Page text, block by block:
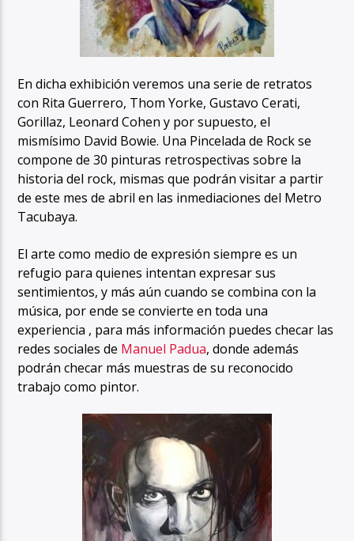
En dicha exhibición veremos una serie de retratos
con Rita Guerrero, Thom Yorke, Gustavo Cerati,
Gorillaz, Leonard Cohen y por supuesto, el
mismísimo David Bowie. Una Pincelada de Rock se
compone de 30 pinturas retrospectivas sobre la
historia del rock, mismas que podrán visitar a partir
de este mes de abril en las inmediaciones del Metro
Tacubaya.
El arte como medio de expresión siempre es un
refugio para quienes intentan expresar sus
sentimientos, y más aún cuando se combina con la
música, por ende se convierte en toda una
experiencia , para más información puedes checar las
redes sociales de Manuel Padua, donde además
podrán checar más muestras de su reconocido
trabajo como pintor.